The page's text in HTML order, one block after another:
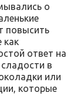
о
повысить
как
ответ на
в
или
которые